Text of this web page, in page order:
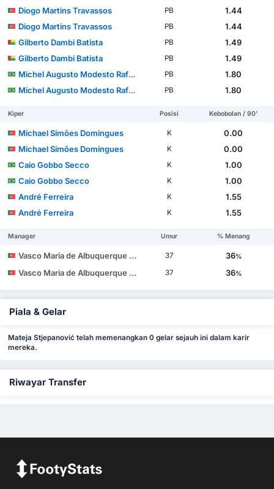
Diogo Martins Travassos
PB
1.44
Diogo Martins Travassos
PB
1.44
Gilberto Dambi Batista
PB
1.49
Gilberto Dambi Batista
PB
1.49
Michel Augusto Modesto Rafael dos Santos
PB
1.80
Michel Augusto Modesto Rafael dos Santos
PB 1.80
Kiper Posisi Kebobolan / 90'
Michael Simões Domingues K
0.00
Michael Simões Domingues
K
0.00
Caio Gobbo Secco
K
1.00
Caio Gobbo Secco
K
1.00
André Ferreira
K
1.55
André Ferreira
K 1.55
Manager Umur % Menang
Vasco Maria de Albuquerque Botelho da Costa 37 36%
Vasco Maria de Albuquerque Botelho da Costa 37 36%
Piala & Gelar
Mateja Stjepanović telah memenangkan 0 gelar sejauh ini dalam karir
mereka.
Riwayar Transfer